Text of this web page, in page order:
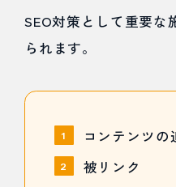
SEO対策として重要な
られます。
コンテンツの
被リンク